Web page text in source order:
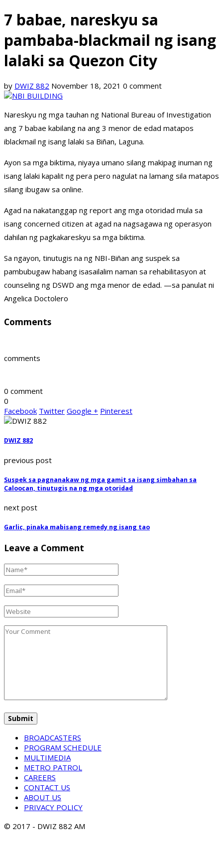
7 babae, nareskyu sa
pambaba-blackmail ng isang
lalaki sa Quezon City
by DWIZ 882 November 18, 2021 0 comment
Nareskyu ng mga tauhan ng National Bureau of Investigation
ang 7 babae kabilang na ang 3 menor de edad matapos
iblackmail ng isang lalaki sa Biñan, Laguna.
Ayon sa mga biktima, niyaya umano silang makipag inuman ng
isang lalaki kapalit ng pera pero nagulat na lamang sila matapos
silang ibugaw sa online.
Agad na nakatanggap ng report ang mga otoridad mula sa
isang concerned citizen at agad na nagsagawa ng operasyon
dahilan ng pagkakareskyu sa mga biktima.
Sa ngayon, tinutugis na ng NBI-Biñan ang suspek sa
pambubugaw habang isasailalim naman sa rehabilitasyon at
counseling ng DSWD ang mga menor de edad. —sa panulat ni
Angelica Doctolero
Comments
comments
0 comment
0
Facebook Twitter Google + Pinterest
DWIZ 882
previous post
Suspek sa pagnanakaw ng mga gamit sa isang simbahan sa
Caloocan, tinutugis na ng mga otoridad
next post
Garlic, pinaka mabisang remedy ng isang tao
Leave a Comment
BROADCASTERS
PROGRAM SCHEDULE
MULTIMEDIA
METRO PATROL
CAREERS
CONTACT US
ABOUT US
PRIVACY POLICY
© 2017 - DWIZ 882 AM